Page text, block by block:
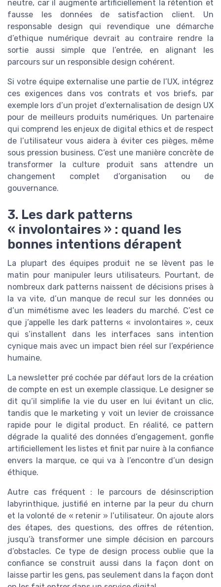
neutre, car il augmente artificiellement la rétention et
fausse les données de satisfaction client. Un
responsable design qui revendique une démarche
d’ethique numérique devrait au contraire rendre la
sortie aussi simple que l’entrée, en alignant les
parcours sur un responsible design cohérent.
Si votre équipe externalise une partie de l’UX, intégrez
ces exigences dans vos contrats et vos briefs, par
exemple lors d’un projet d’externalisation de design UX
pour de meilleurs produits numériques. Un partenaire
qui comprend les enjeux de digital ethics et de respect
de l’utilisateur vous aidera à éviter ces pièges, même
sous pression business. C’est une manière concrète de
transformer la culture produit sans attendre un
changement complet d’organisation ou de
gouvernance.
3. Les dark patterns
« involontaires » : quand les
bonnes intentions dérapent
La plupart des équipes produit ne se lèvent pas le
matin pour manipuler leurs utilisateurs. Pourtant, de
nombreux dark patterns naissent de décisions prises à
la va vite, d’un manque de recul sur les données ou
d’un mimétisme avec les leaders du marché. C’est ce
que j’appelle les dark patterns « involontaires », ceux
qui s’installent dans les interfaces sans intention
cynique mais avec un impact bien réel sur l’expérience
humaine.
La newsletter pré cochée par défaut lors de la création
de compte en est un exemple classique. Le designer se
dit qu’il simplifie la vie du user en lui évitant un clic,
tandis que le marketing y voit un levier de croissance
rapide pour le digital product. En réalité, ce pattern
dégrade la qualité des données d’engagement, gonfle
artificiellement les listes et finit par nuire à la confiance
envers la marque, ce qui va à l’encontre d’un design
éthique.
Autre cas fréquent : le parcours de désinscription
labyrinthique, justifié en interne par la peur du churn
et la volonté de « retenir » l’utilisateur. On ajoute alors
des étapes, des questions, des offres de rétention,
jusqu’à transformer une simple décision en parcours
d’obstacles. Ce type de design process oublie que la
confiance se construit aussi dans la façon dont on
laisse partir les gens, pas seulement dans la façon dont